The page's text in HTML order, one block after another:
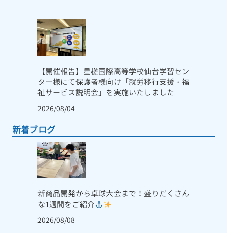
【開催報告】星槎国際高等学校仙台学習セン
ター様にて保護者様向け「就労移行支援・福
祉サービス説明会」を実施いたしました
2026/08/04
新着ブログ
新商品開発から卓球大会まで！盛りだくさん
な1週間をご紹介
2026/08/08